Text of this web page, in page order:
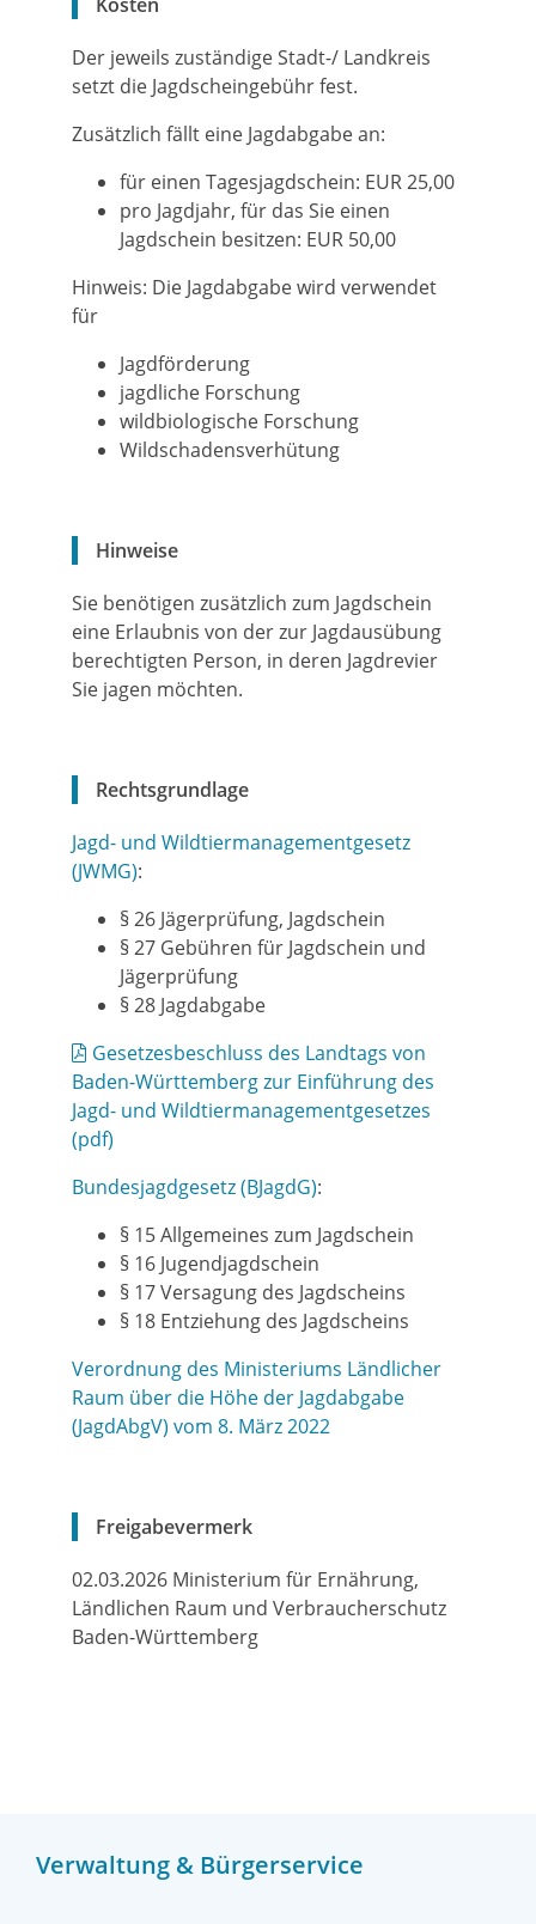
Verwaltung & Bürgerservice
Der jeweils zuständige Stadt-/ Landkreis
setzt die Jagdscheingebühr fest.
Zusätzlich fällt eine Jagdabgabe an:
für einen Tagesjagdschein: EUR 25,00
pro Jagdjahr, für das Sie einen
Jagdschein besitzen: EUR 50,00
Hinweis: Die Jagdabgabe wird verwendet
für
Jagdförderung
jagdliche Forschung
wildbiologische Forschung
Wildschadensverhütung
Hinweise
Sie benötigen zusätzlich zum Jagdschein
eine Erlaubnis von der zur Jagdausübung
berechtigten Person, in deren Jagdrevier
Sie jagen möchten.
Rechtsgrundlage
Jagd- und Wildtiermanagementgesetz
(JWMG):
§ 26 Jägerprüfung, Jagdschein
§ 27 Gebühren für Jagdschein und
Jägerprüfung
§ 28 Jagdabgabe
Gesetzesbeschluss des Landtags von
Baden-Württemberg zur Einführung des
Jagd- und Wildtiermanagementgesetzes
(pdf)
Bundesjagdgesetz (BJagdG):
§ 15 Allgemeines zum Jagdschein
§ 16 Jugendjagdschein
§ 17 Versagung des Jagdscheins
§ 18 Entziehung des Jagdscheins
Verordnung des Ministeriums Ländlicher
Raum über die Höhe der Jagdabgabe
(JagdAbgV) vom 8. März 2022
Freigabevermerk
02.03.2026 Ministerium für Ernährung,
Ländlichen Raum und Verbraucherschutz
Baden-Württemberg